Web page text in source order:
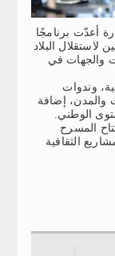
أعدّت برنامجًا
لاستقلال البلاد
والجهات في
وندوات
والمدن، إضافة
الوطني.
المسرح
الثقافية